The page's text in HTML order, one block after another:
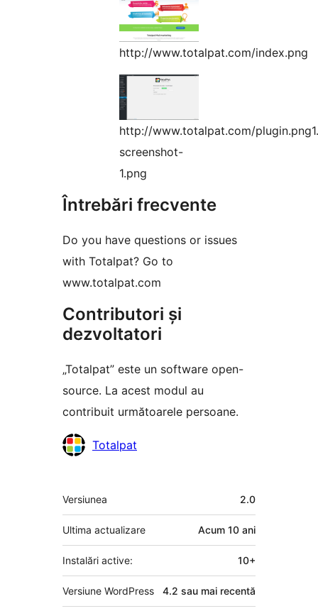
http://www.totalpat.com/index.png
http://www.totalpat.com/plugin.png1.
screenshot-
1.png
Întrebări frecvente
Do you have questions or issues
with Totalpat? Go to
www.totalpat.com
Contributori și
dezvoltatori
„Totalpat” este un software open-
source. La acest modul au
contribuit următoarele persoane.
Contributori
Totalpat
Meta
Versiunea 2.0
Ultima actualizare Acum 10 ani
Instalări active: 10+
Versiune WordPress 4.2 sau mai recentă